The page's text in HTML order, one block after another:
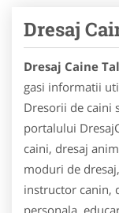
Dresaj
Dresaj Caine
gasi informatii
Dresorii de caini
portalului
caini, dresaj
moduri de
instructor canin,
personala,